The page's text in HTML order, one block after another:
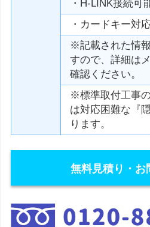
・H-LINK接続可
・カードキー対
※記載された情
すので、詳細は
確認ください。
※標準取付工事
は対応困難な『
ります。
無料見積り・お